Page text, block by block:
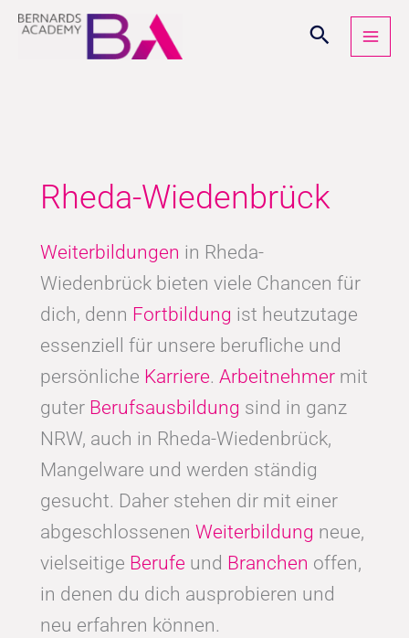
Zum
Inhalt
Rheda-Wiedenbrück
Weiterbildungen in Rheda-
Wiedenbrück bieten viele Chancen für
dich, denn Fortbildung ist heutzutage
essenziell für unsere berufliche und
persönliche Karriere. Arbeitnehmer mit
guter Berufsausbildung sind in ganz
NRW, auch in Rheda-Wiedenbrück,
Mangelware und werden ständig
gesucht. Daher stehen dir mit einer
abgeschlossenen Weiterbildung neue,
vielseitige Berufe und Branchen offen,
in denen du dich ausprobieren und
neu erfahren können.